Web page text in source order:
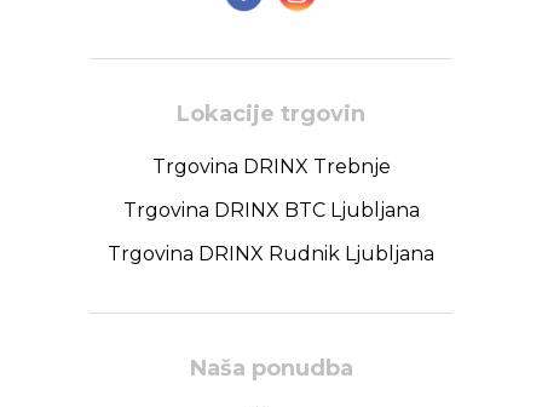
Lokacije trgovin
Trgovina DRINX Trebnje
Trgovina DRINX BTC Ljubljana
Trgovina DRINX Rudnik Ljubljana
Naša ponudba